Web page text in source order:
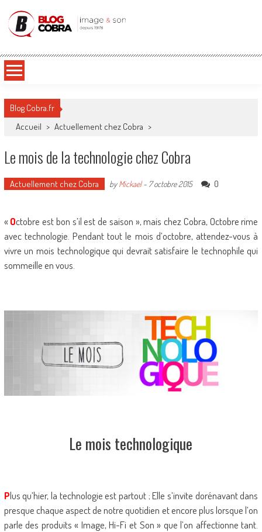
Blog Cobra
Blog Cobra.fr
Accueil > Actuellement chez Cobra >
Le mois de la technologie chez Cobra
Actuellement chez Cobra byMickael- 7 octobre 2015 0
«Octobre est bon s’il est de saison », mais chez Cobra, Octobre rime
avec technologie. Pendant tout le mois d’octobre, attendez-vous à
vivre un mois technologique qui devrait satisfaire le technophile qui
sommeille en vous.
Le mois technologique
Plus qu’hier, la technologie est partout ; Elle s’invite dorénavant dans
presque chaque aspect de notre quotidien et encore plus lorsque l’on
parle des produits « Image, Hi-Fi et Son » que l’on affectionne tant.